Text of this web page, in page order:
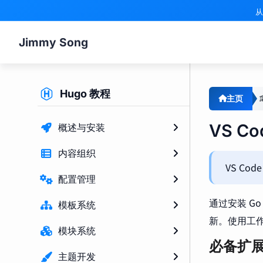
Jimmy Song
Hugo 教程
概述与安装
内容组织
配置管理
模板系统
模块系统
主题开发
主页
VS
VS
通过安装
新。使用工
必备扩